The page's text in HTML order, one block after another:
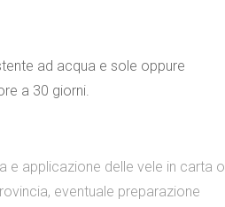
ad acqua e sole oppure
a 30 giorni.
e applicazione delle vele in carta o
eventuale preparazione